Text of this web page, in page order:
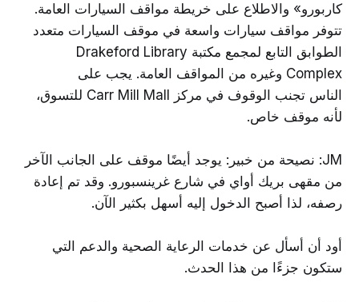
كاربورو» والاطلاع على خريطة مواقف السيارات العامة.
تتوفر مواقف سيارات واسعة في موقف السيارات متعدد
الطوابق التابع لمجمع مكتبة Drakeford Library
Complex وغيره من المواقف العامة. يجب على
الناس تجنب الوقوف في مركز Carr Mill Mall للتسوق،
لأنه موقف خاص.
JM: نصيحة من خبير: يوجد أيضًا موقف على الجانب الآخر
من مقهى بريك أواي في شارع غرينسبورو. وقد تم إعادة
رصفه، لذا أصبح الدخول إليه أسهل بكثير الآن.
أود أن أسأل عن خدمات الرعاية الصحية والدعم التي
ستكون جزءًا من هذا الحدث.